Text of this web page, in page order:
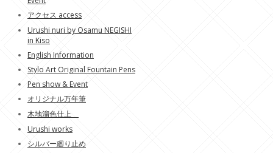
アクセス access
Urushi nuri by Osamu NEGISHI
in Kiso
English Information
Stylo Art Original Fountain Pens
Pen show & Event
オリジナル万年筆
木地溜色仕上
Urushi works
シルバー廻り止め